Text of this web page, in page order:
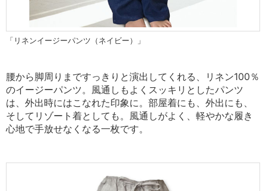
「リネンイージーパンツ（ネイビー）」
腰から脚周りまですっきりと演出してくれる、リネン100％
のイージーパンツ。 風通しもよくスッキリとしたパンツ
は、外出時にはこなれた印象に。 部屋着にも、外出にも、
そしてリゾート着としても。 風通しがよく、軽やかな履き
心地で手放せなくなる一枚です。